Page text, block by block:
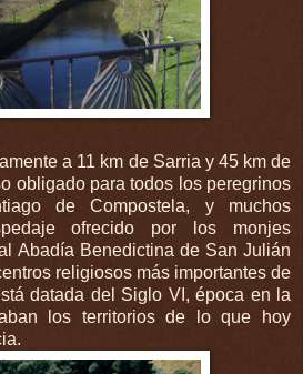
a 11 km de Sarria y 45 km de
obligado para todos los peregrinos
de Compostela, y muchos
ofrecido por los monjes
Abadía Benedictina de San Julián
religiosos más importantes de
datada del Siglo VI, época en la
los territorios de lo que hoy